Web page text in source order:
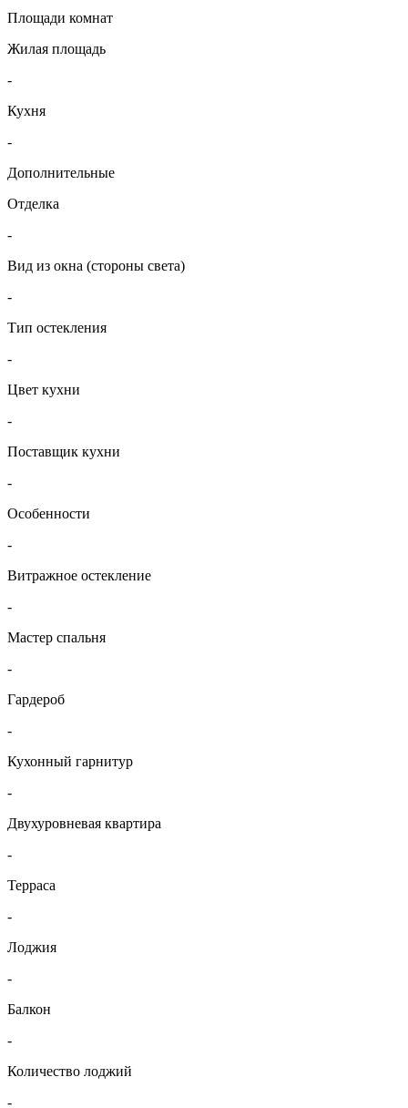
Площади комнат
Жилая площадь
-
Кухня
-
Дополнительные
Отделка
-
Вид из окна (стороны света)
-
Тип остекления
-
Цвет кухни
-
Поставщик кухни
-
Особенности
-
Витражное остекление
-
Мастер спальня
-
Гардероб
-
Кухонный гарнитур
-
Двухуровневая квартира
-
Терраса
-
Лоджия
-
Балкон
-
Количество лоджий
-